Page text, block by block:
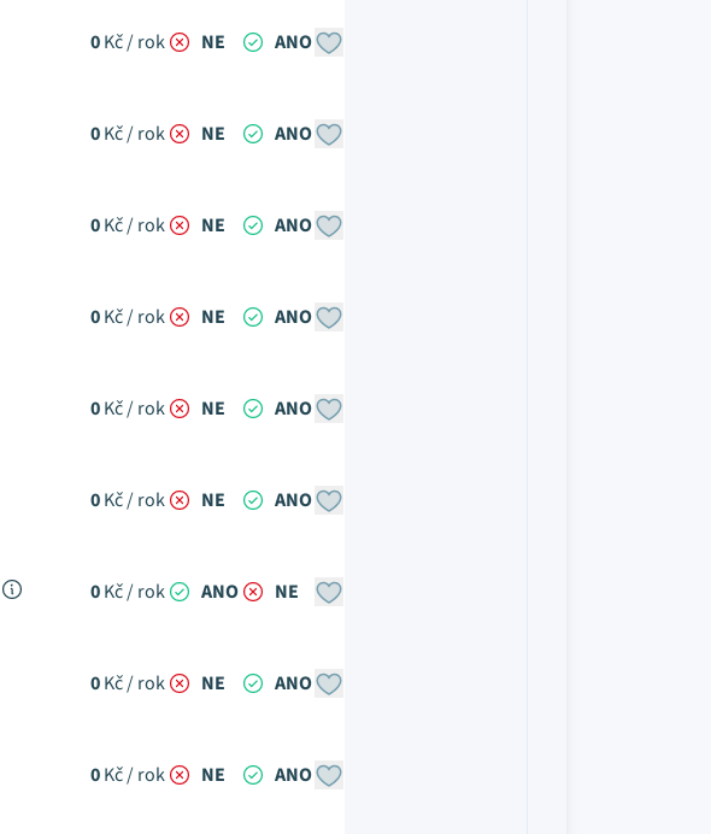
0Kč / rok NE ANO
0Kč / rok NE ANO
0Kč / rok NE ANO
0Kč / rok NE ANO
0Kč / rok NE ANO
0Kč / rok NE ANO
0Kč / rok ANO NE
0Kč / rok NE ANO
0Kč / rok NE ANO